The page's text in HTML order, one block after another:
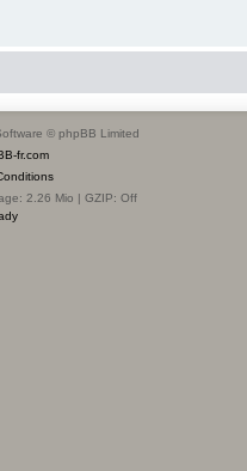
© phpBB Limited
fr.com
2.26 Mio | GZIP: Off